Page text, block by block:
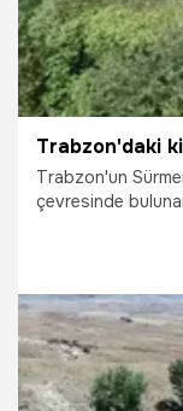
Trabzon'un
çevresinde
28.09.2024